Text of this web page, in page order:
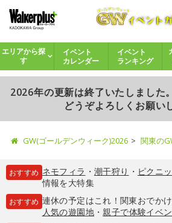
エリアから探
す
イベント
カレンダー
イベント
ランキング
2026年の更新は終了いたしました
どうぞよろしくお願い
GW(ゴールデンウィーク)2026 関東の
おすすめ ネモフィラ ・ 潮干狩り ・ ピクニ
情報を大特集
おすすめ 連休の予定はこれ！関東おでか
人気の遊園地・親子で体験イベ